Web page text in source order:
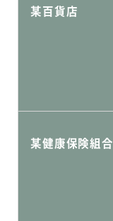
某百貨店
某健康保険組合